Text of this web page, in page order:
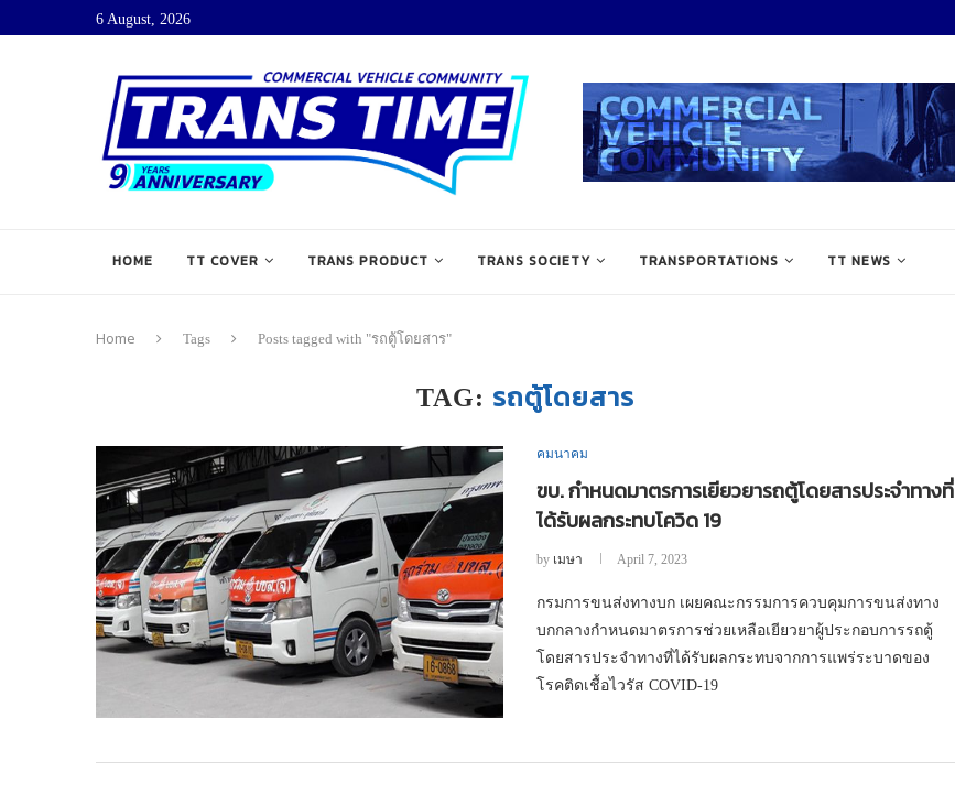
6 August, 2026
HOME TT COVER TRANS PRODUCT TRANS SOCIETY TRANSPORTATIONS TT NEWS
Home Tags Posts tagged with "รถตู้โดยสาร"
TAG: รถตู้โดยสาร
คมนาคม
ขบ. กำหนดมาตรการเยียวยารถตู้โดยสารประจำทางที่
ได้รับผลกระทบโควิด 19
by เมษา April 7, 2023
กรมการขนส่งทางบก เผยคณะกรรมการควบคุมการขนส่งทาง
บกกลางกำหนดมาตรการช่วยเหลือเยียวยาผู้ประกอบการรถตู้
โดยสารประจำทางที่ได้รับผลกระทบจากการแพร่ระบาดของ
โรคติดเชื้อไวรัส COVID-19